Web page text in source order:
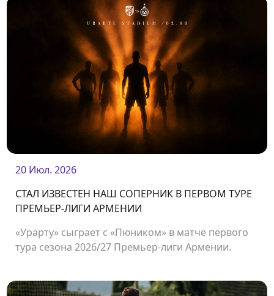
20 Июл. 2026
СТАЛ ИЗВЕСТЕН НАШ СОПЕРНИК В ПЕРВОМ ТУРЕ
ПРЕМЬЕР-ЛИГИ АРМЕНИИ
«Урарту» сыграет с «Пюником» в матче первого
тура сезона 2026/27 Премьер-лиги Армении.